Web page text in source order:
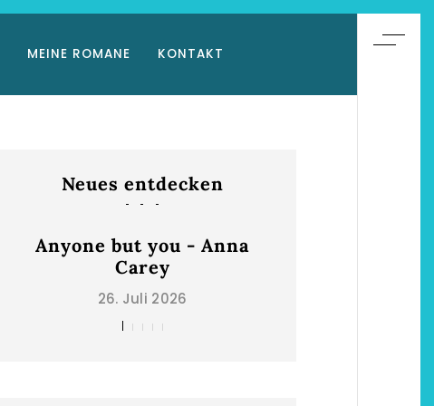
MEINE ROMANE KONTAKT
Neues entdecken
Anyone but you - Anna
Carey
26. Juli 2026